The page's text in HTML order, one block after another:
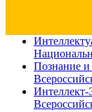
Познание и
Интеллект-